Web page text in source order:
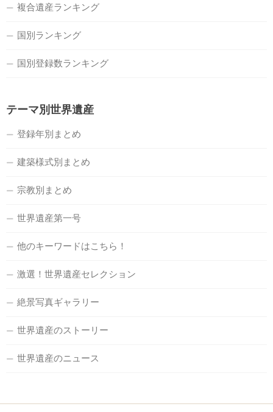
複合遺産ランキング
国別ランキング
国別登録数ランキング
テーマ別世界遺産
登録年別まとめ
建築様式別まとめ
宗教別まとめ
世界遺産第一号
他のキーワードはこちら！
激選！世界遺産セレクション
絶景写真ギャラリー
世界遺産のストーリー
世界遺産のニュース